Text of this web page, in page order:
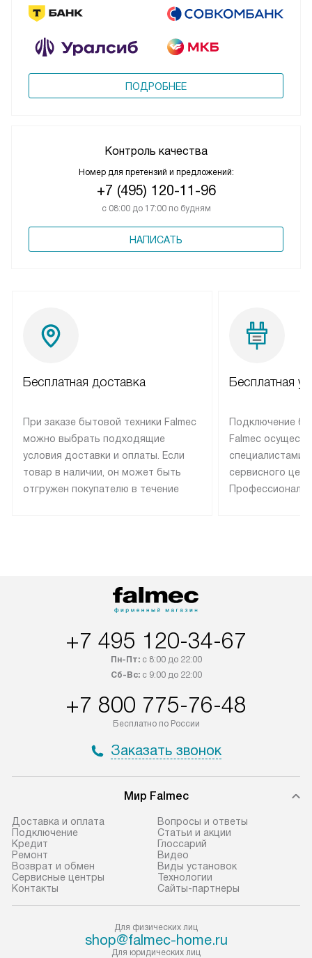
ПОДРОБНЕЕ
Контроль качества
Номер для претензий и предложений:
+7 (495) 120-11-96
с 08:00 до 17:00 по будням
НАПИСАТЬ
Бесплатная доставка
При заказе бытовой техники Falmec
можно выбрать подходящие
условия доставки и оплаты. Если
товар в наличии, он может быть
отгружен покупателю в течение
Бесплатная
Подключение
Falmec
специалистами
сервисного
+7 495 120-34-67
Пн-Пт:с 8:00 до 22:00
Сб-Вс:с 9:00 до 22:00
+7 800 775-76-48
Бесплатно по России
Заказать звонок
Мир Falmec
Доставка и оплата
Подключение
Кредит
Ремонт
Возврат и обмен
Сервисные центры
Контакты
Вопросы и ответы
Статьи и акции
Глоссарий
Видео
Виды установок
Технологии
Сайты-партнеры
Для физических лиц
shop@falmec-home.ru
Для юридических лиц